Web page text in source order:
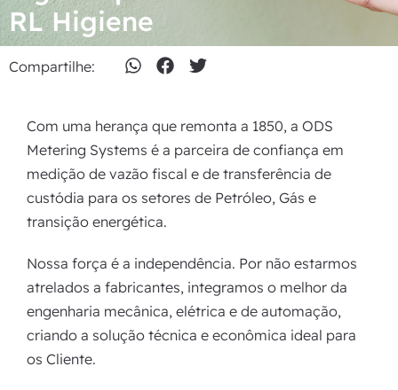
RL Higiene
Compartilhe:
Com uma herança que remonta a 1850, a ODS
Metering Systems é a parceira de confiança em
medição de vazão fiscal e de transferência de
custódia para os setores de Petróleo, Gás e
transição energética.
Nossa força é a independência. Por não estarmos
atrelados a fabricantes, integramos o melhor da
engenharia mecânica, elétrica e de automação,
criando a solução técnica e econômica ideal para
os Cliente.